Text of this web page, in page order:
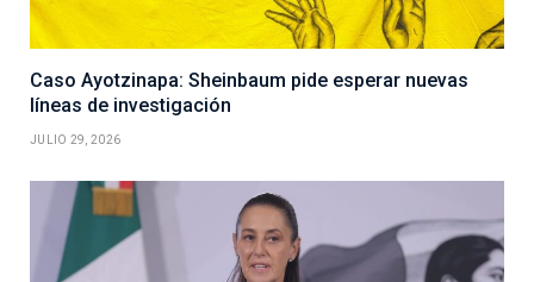
Caso Ayotzinapa: Sheinbaum pide esperar nuevas
líneas de investigación
JULIO 29, 2026